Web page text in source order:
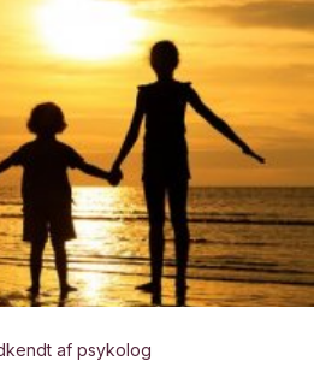
af psykolog